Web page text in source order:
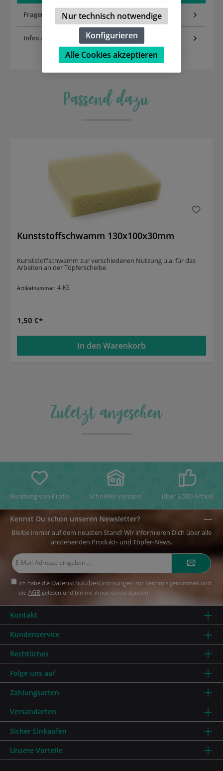
Fragen zum Artikel
Infos zur Produktsicherheit
Passend dazu
Kunststoffschwamm 130x100x30mm
Kunststoffschwamm zur verschiedenen Nutzung u.a. für das
Arbeiten an der Töpferscheibe
Artikelnummer: 4-KS
1,50 €*
In den Warenkorb
Zuletzt angesehen
Beratung von Profis Schneller Versand über 3.500 Artikel
Kennst Du schon unseren Newsletter?
Bleibe immer auf dem neusten Stand! Wir informieren Dich über alle
anstehenden Produkt- und Töpfer-News.
Ich habe die Datenschutzbestimmungen zur Kenntnis genommen und
dieAGB gelesen und bin mit ihnen einverstanden.
Kundenservice
Rechtliches
Kontakt
Zahlungsarten
Versandarten
Sicher Einkaufen
Folge uns auf
Unsere Vorteile
Nur technisch notwendige
Konfigurieren
Alle Cookies akzeptieren